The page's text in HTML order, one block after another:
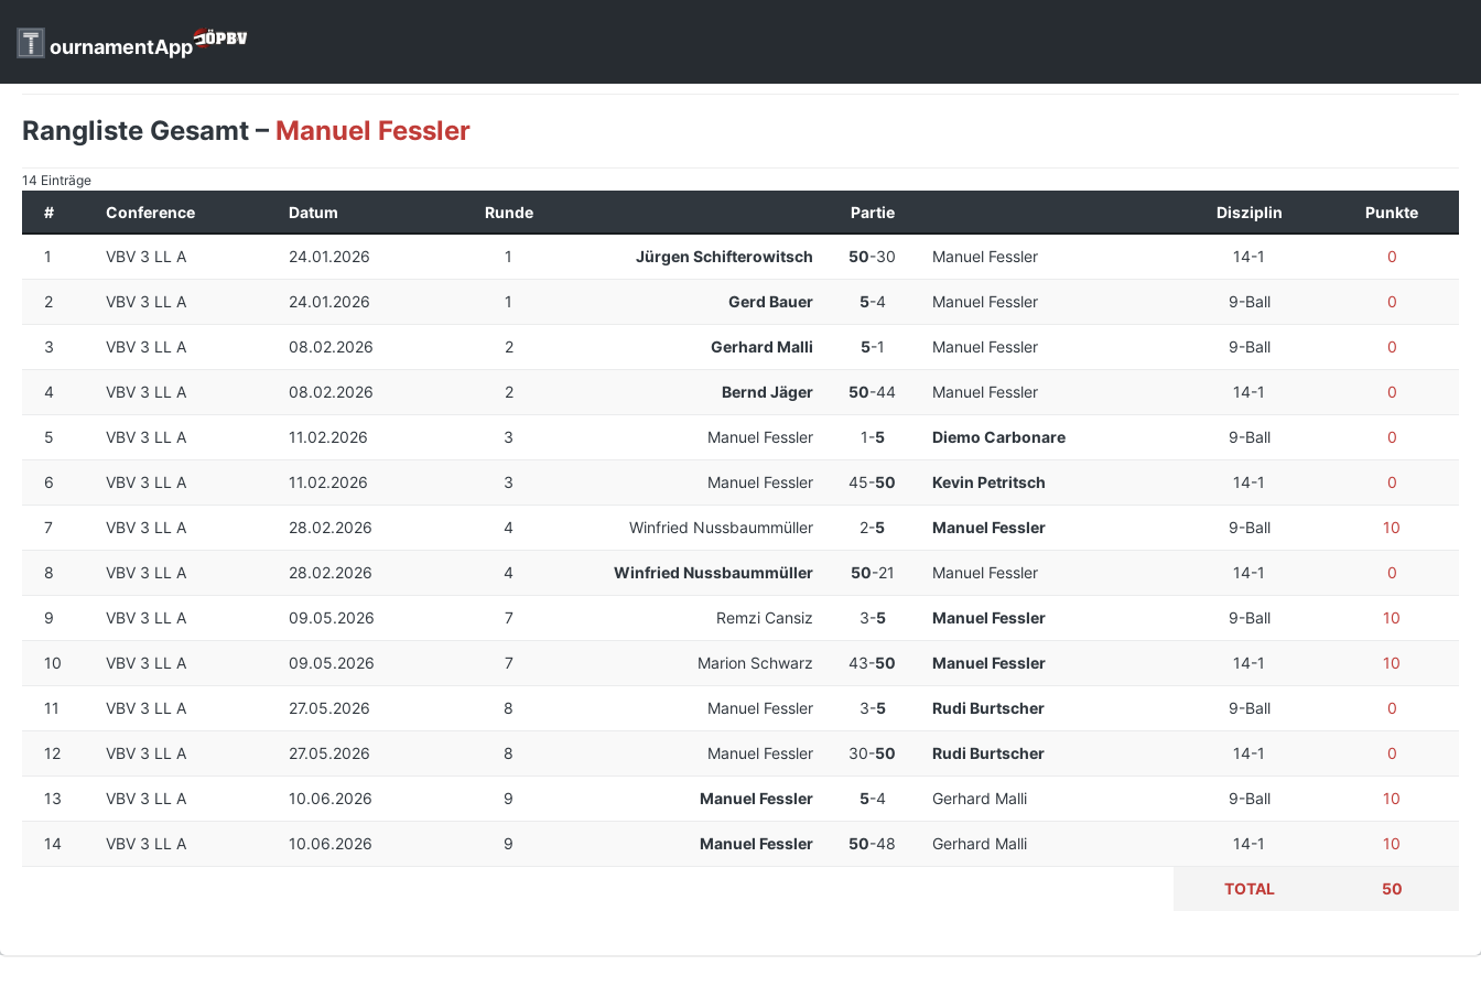
ournamentApp
Rangliste Gesamt – Manuel Fessler
14 Einträge
# Conference Datum Runde Partie Disziplin Punkte
1 VBV 3 LL A 24.01.2026 1 Jürgen Schifterowitsch 50-30 Manuel Fessler 14-1 0
2 VBV 3 LL A 24.01.2026 1 Gerd Bauer 5-4 Manuel Fessler 9-Ball 0
3 VBV 3 LL A 08.02.2026 2 Gerhard Malli 5-1 Manuel Fessler 9-Ball 0
4 VBV 3 LL A 08.02.2026 2 Bernd Jäger 50-44 Manuel Fessler 14-1 0
5 VBV 3 LL A 11.02.2026 3 Manuel Fessler 1-5 Diemo Carbonare 9-Ball 0
6 VBV 3 LL A 11.02.2026 3 Manuel Fessler 45-50 Kevin Petritsch 14-1 0
7 VBV 3 LL A 28.02.2026 4 Winfried Nussbaummüller 2-5 Manuel Fessler 9-Ball 10
8 VBV 3 LL A 28.02.2026 4 Winfried Nussbaummüller 50-21 Manuel Fessler 14-1 0
9 VBV 3 LL A 09.05.2026 7 Remzi Cansiz 3-5 Manuel Fessler 9-Ball 10
10 VBV 3 LL A 09.05.2026 7 Marion Schwarz 43-50 Manuel Fessler 14-1 10
11 VBV 3 LL A 27.05.2026 8 Manuel Fessler 3-5 Rudi Burtscher 9-Ball 0
12 VBV 3 LL A 27.05.2026 8 Manuel Fessler 30-50 Rudi Burtscher 14-1 0
13 VBV 3 LL A 10.06.2026 9 Manuel Fessler 5-4 Gerhard Malli 9-Ball 10
14 VBV 3 LL A 10.06.2026 9 Manuel Fessler 50-48 Gerhard Malli 14-1 10
TOTAL 50